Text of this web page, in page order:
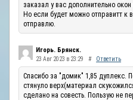
заказал у вас дополнительно
Но если будет можно отправитт к
отправлю.
Игорь. Брянск.
23 Авг 2023 в 23:29 # Ответить
Спасибо за "домик" 1,85 дуплекс.
стянуло верх(материал
сделано на совесть. Пользую не